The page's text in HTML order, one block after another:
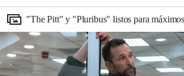
"The Pitt" y "Pluribus" listos para